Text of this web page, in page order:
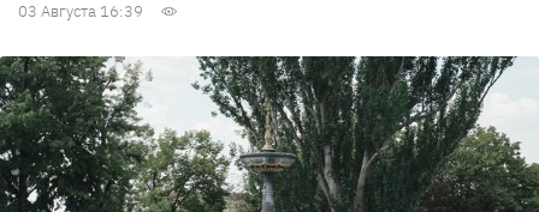
03 Августа 16:39